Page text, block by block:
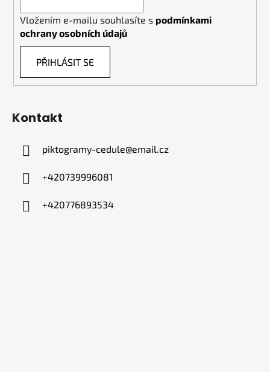
Vložením e-mailu souhlasíte s podmínkami
ochrany osobních údajů
PŘIHLÁSIT SE
Kontakt
piktogramy-cedule@email.cz
+420739996081
+420776893534